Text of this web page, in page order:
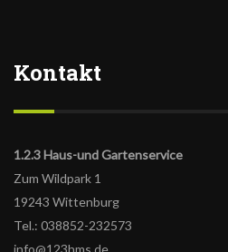
Kontakt
1.2.3 Haus-und Gartenservice
Zum Wildpark 1
19243 Wittenburg
Tel.: 038852-232573
info@123hms.de